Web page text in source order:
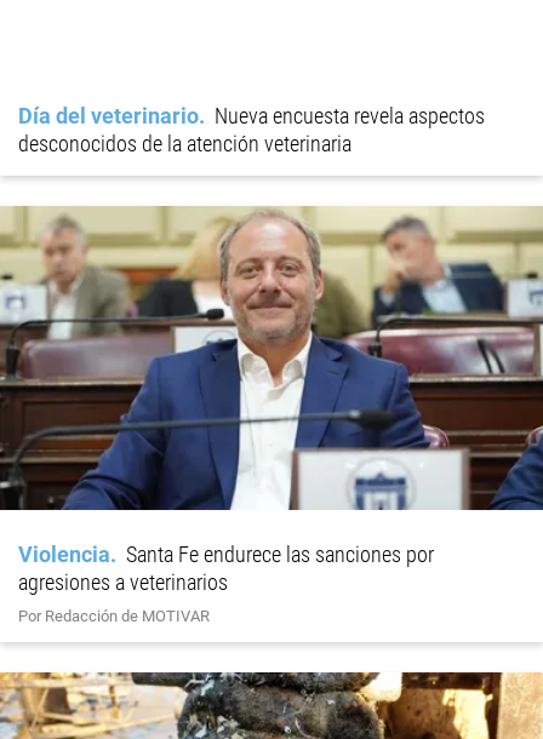
Día del veterinario
Nueva encuesta revela aspectos
desconocidos de la atención veterinaria
Violencia
Santa Fe endurece las sanciones por
agresiones a veterinarios
Por Redacción de MOTIVAR